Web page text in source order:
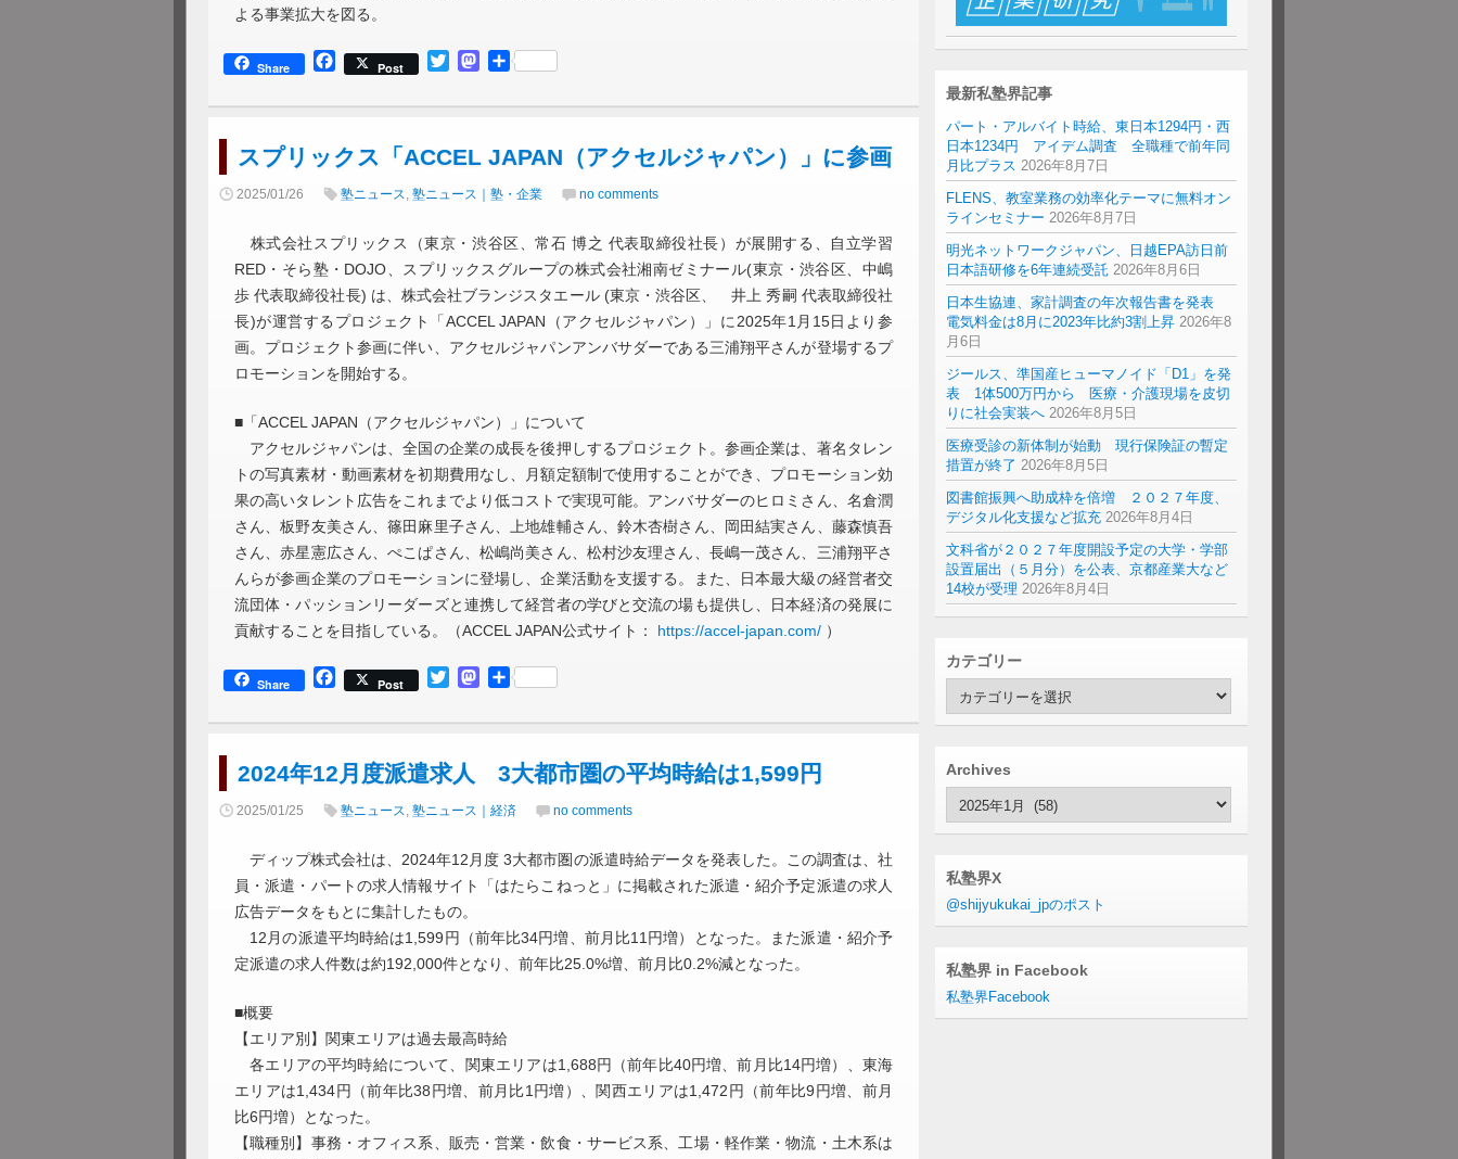
よる事業拡大を図る。
Share Facebook
Post TwitterMastodon
共
スプリックス「ACCEL JAPAN（アクセルジャパン）」に参画
2025/01/26 塾ニュース, 塾ニュース｜塾・企業 no comments
株式会社スプリックス（東京・渋谷区、常石 博之 代表取締役社長）が展開する、自立学習
RED・そら塾・DOJO、スプリックスグループの株式会社湘南ゼミナール(東京・渋谷区、中嶋
歩 代表取締役社長) は、株式会社ブランジスタエール (東京・渋谷区、 井上 秀嗣 代表取締役社
長)が運営するプロジェクト「ACCEL JAPAN（アクセルジャパン）」に2025年1月15日より参
画。プロジェクト参画に伴い、アクセルジャパンアンバサダーである三浦翔平さんが登場するプ
ロモーションを開始する。
■「ACCEL JAPAN（アクセルジャパン）」について
アクセルジャパンは、全国の企業の成長を後押しするプロジェクト。参画企業は、著名タレン
トの写真素材・動画素材を初期費用なし、月額定額制で使用することができ、プロモーション効
果の高いタレント広告をこれまでより低コストで実現可能。アンバサダーのヒロミさん、名倉潤
さん、板野友美さん、篠田麻里子さん、上地雄輔さん、鈴木杏樹さん、岡田結実さん、藤森慎吾
さん、赤星憲広さん、ぺこぱさん、松嶋尚美さん、松村沙友理さん、長嶋一茂さん、三浦翔平さ
んらが参画企業のプロモーションに登場し、企業活動を支援する。また、日本最大級の経営者交
流団体・パッションリーダーズと連携して経営者の学びと交流の場も提供し、日本経済の発展に
貢献することを目指している。（ACCEL JAPAN公式サイト： https://accel-japan.com/ ）
Share Facebook
Post TwitterMastodon
共
2024年12月度派遣求人 3大都市圏の平均時給は1,599円
2025/01/25 塾ニュース, 塾ニュース｜経済 no comments
ディップ株式会社は、2024年12月度 3大都市圏の派遣時給データを発表した。この調査は、社
員・派遣・パートの求人情報サイト「はたらこねっと」に掲載された派遣・紹介予定派遣の求人
広告データをもとに集計したもの。
12月の派遣平均時給は1,599円（前年比34円増、前月比11円増）となった。また派遣・紹介予
定派遣の求人件数は約192,000件となり、前年比25.0%増、前月比0.2%減となった。
■概要
【エリア別】関東エリアは過去最高時給
各エリアの平均時給について、関東エリアは1,688円（前年比40円増、前月比14円増）、東海
エリアは1,434円（前年比38円増、前月比1円増）、関西エリアは1,472円（前年比9円増、前月
比6円増）となった。
【職種別】事務・オフィス系、販売・営業・飲食・サービス系、工場・軽作業・物流・土木系は
最新私塾界記事
パート・アルバイト時給、東日本1294円・西
日本1234円 アイデム調査 全職種で前年同
月比プラス 2026年8月7日
FLENS、教室業務の効率化テーマに無料オン
ラインセミナー 2026年8月7日
明光ネットワークジャパン、日越EPA訪日前
日本語研修を6年連続受託 2026年8月6日
日本生協連、家計調査の年次報告書を発表
電気料金は8月に2023年比約3割上昇 2026年8
月6日
ジールス、準国産ヒューマノイド「D1」を発
表 1体500万円から 医療・介護現場を皮切
りに社会実装へ 2026年8月5日
医療受診の新体制が始動 現行保険証の暫定
措置が終了 2026年8月5日
図書館振興へ助成枠を倍増 ２０２７年度、
デジタル化支援など拡充 2026年8月4日
文科省が２０２７年度開設予定の大学・学部
設置届出（５月分）を公表、京都産業大など
14校が受理 2026年8月4日
カテゴリー
ゴ
ー
Archives
Archives
私塾界X
@shijyukukai_jpのポスト
私塾界 in Facebook
私塾界Facebook